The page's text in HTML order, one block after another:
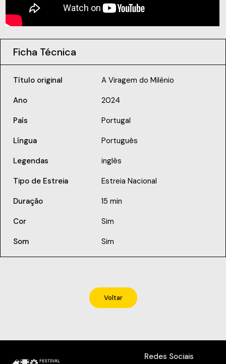
Ficha Técnica
Título original
A Viragem do Milénio
Ano
2024
País
Portugal
Língua
Português
Legendas
inglês
Tipo de Estreia
Estreia Nacional
Duração
15 min
Cor
Sim
Som
Sim
Voltar
Redes Sociais